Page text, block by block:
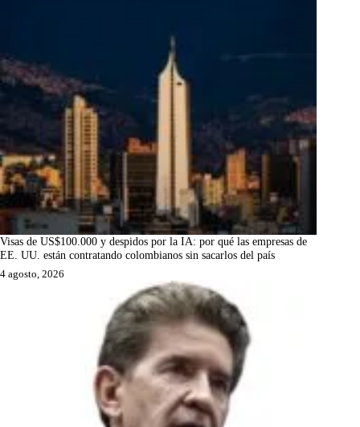
Visas de US$100.000 y despidos por la IA: por qué las empresas de
EE. UU. están contratando colombianos sin sacarlos del país
4 agosto, 2026